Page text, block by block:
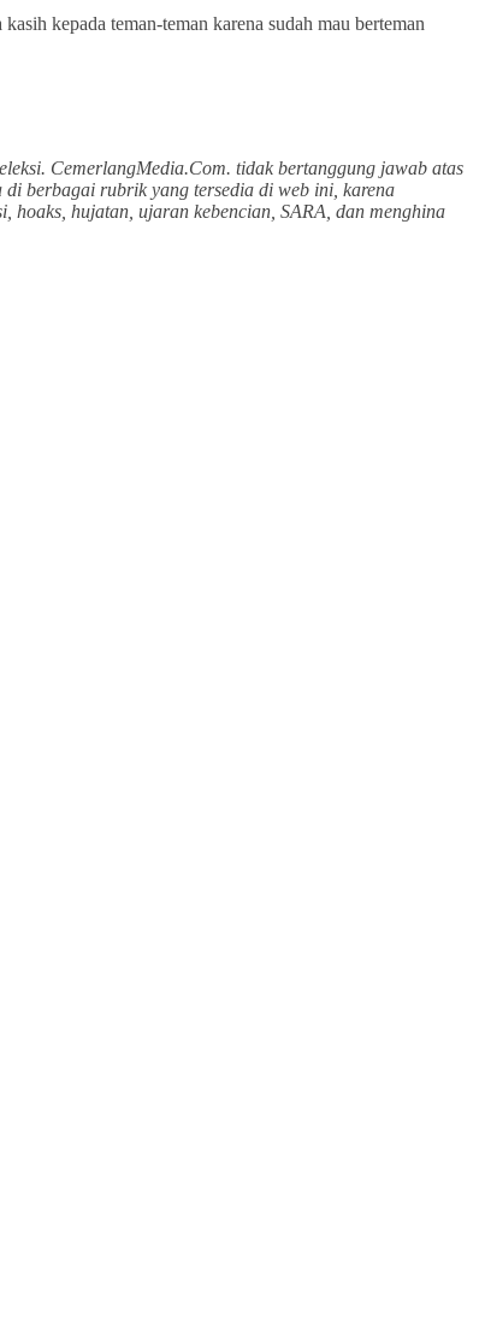
kepada teman-teman karena sudah mau berteman
CemerlangMedia.Com. tidak bertanggung jawab atas
di berbagai rubrik yang tersedia di web ini, karena
hujatan, ujaran kebencian, SARA, dan menghina